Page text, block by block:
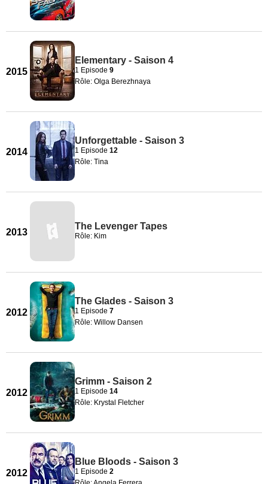
2015
Elementary - Saison 4
1 Episode 9
Rôle: Olga Berezhnaya
2014
Unforgettable - Saison 3
1 Episode 12
Rôle: Tina
2013
The Levenger Tapes
Rôle: Kim
2012
The Glades - Saison 3
1 Episode 7
Rôle: Willow Dansen
2012
Grimm - Saison 2
1 Episode 14
Rôle: Krystal Fletcher
2012
Blue Bloods - Saison 3
1 Episode 2